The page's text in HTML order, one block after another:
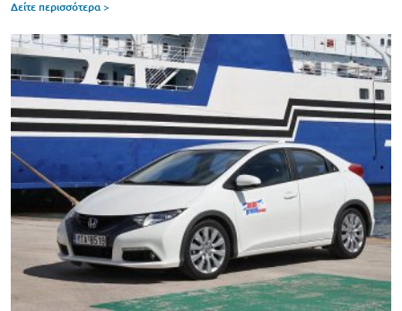
Δείτε περισσότερα >